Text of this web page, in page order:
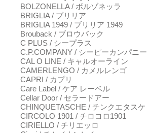
BOLZONELLA / ボルゾネッラ
BRIGLIA / ブリリア
BRIGLIA 1949 / ブリリア 1949
Brouback / ブロウバック
C PLUS / シープラス
C.P.COMPANY / シーピーカンパニー
CAL O LINE / キャルオーライン
CAMERLENGO / カメルレンゴ
CAPRI / カプリ
Care Label / ケア レーベル
Cellar Door / セラードアー
CHINQUETASCHE / チンクエタスケ
CIRCOLO 1901 / チロコロ1901
CIRIELLO / チリエッロ